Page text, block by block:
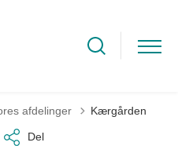
til
afdelinger Kærgården
Del